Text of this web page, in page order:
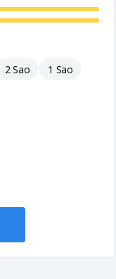
hoàn mỹ được hỗ
- Công nghệ
Tự động nâng
sống động
thanh: Hệ thống loa
- Object
Lite): Công
động theo
Sound: Tối ưu
âm thanh - Q-
thuật toán AI và
vòm 3D, tạo nên
loa củaTV Samsung
2 Sao 1 Sao